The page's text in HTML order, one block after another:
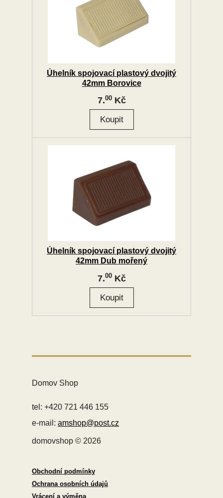
Úhelník spojovací plastový dvojitý
42mm Borovice
7.00Kč
Úhelník spojovací plastový dvojitý
42mm Dub mořený
7.00Kč
Domov Shop
tel: +420 721 446 155
e-mail: amshop@post.cz
domovshop © 2026
Obchodní podmínky
Ochrana osobních údajů
Vrácení a výměna